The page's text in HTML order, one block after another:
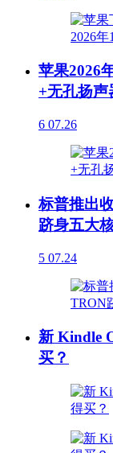
苹果2026
+无孔扬声
6 07.26
标普推出
跻身五大
5 07.24
新 Kindle
买？